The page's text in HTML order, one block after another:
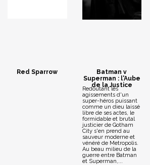
Red Sparrow
Batman v
Superman : l'Aube
de la Justice
Redoutant les
agissements d'un
super-héros puissant
comme un dieu laissé
libre de ses actes, le
formidable et brutal
justicier de Gotham
City s'en prend au
sauveur moderne et
vénéré de Metropolis.
Au beau milieu de la
guerre entre Batman
et Superman,...